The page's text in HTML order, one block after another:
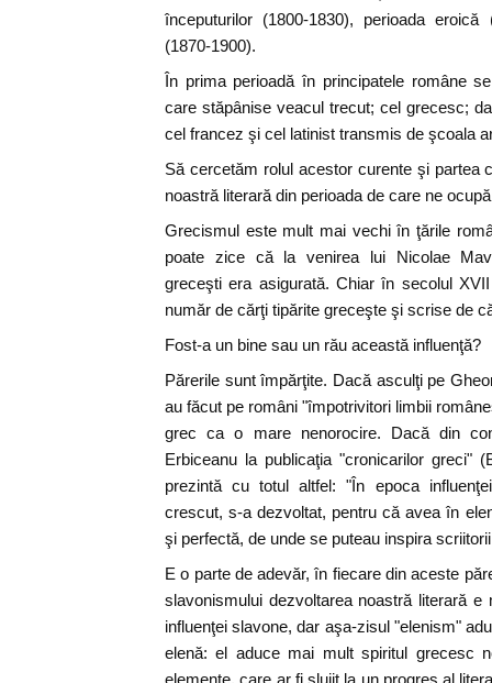
începuturilor (1800-1830), perioada
(1870-1900).
În prima perioadă în principatele române
care stăpânise veacul trecut; cel grecesc;
cel francez şi cel latinist transmis de şcoala
Să cercetăm rolul acestor curente şi partea
noastră literară din perioada de care ne
Grecismul este mult mai vechi în ţările
poate zice că la venirea lui Nicolae
greceşti era asigurată. Chiar în secolul
număr de cărţi tipărite greceşte şi scrise de
Fost-a un bine sau un rău această influenţă?
Părerile sunt împărţite. Dacă asculţi pe
au făcut pe români "împotrivitori limbii
grec ca o mare nenorocire. Dacă din
Erbiceanu la publicaţia "cronicarilor greci"
prezintă cu totul altfel: "În epoca
crescut, s-a dezvoltat, pentru că avea în
şi perfectă, de unde se puteau inspira
E o parte de adevăr, în fiecare din aceste
slavonismului dezvoltarea noastră literară
influenţei slavone, dar aşa-zisul "elenism"
elenă: el aduce mai mult spiritul grecesc
elemente, care ar fi slujit la un progres al